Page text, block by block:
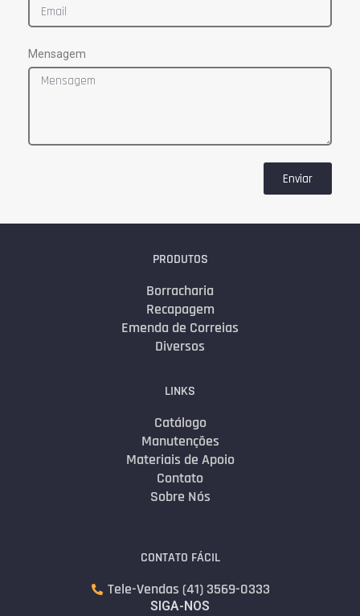
Mensagem
Enviar
PRODUTOS
Borracharia
Recapagem
Emenda de Correias
Diversos
LINKS
Catálogo
Manutenções
Materiais de Apoio
Contato
Sobre Nós
CONTATO FÁCIL
Tele-Vendas (41) 3569-0333
SIGA-NOS